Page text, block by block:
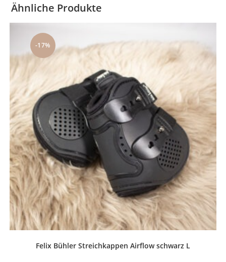
Ähnliche Produkte
-17%
Felix Bühler Streichkappen Airflow schwarz L